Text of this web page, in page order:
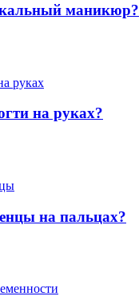
маникюр?
на руках?
на пальцах?